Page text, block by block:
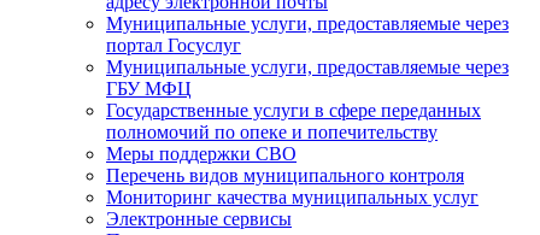
Муниципальные услуги, предоставляемые через
портал Госуслуг
Муниципальные услуги, предоставляемые через
ГБУ МФЦ
Государственные услуги в сфере переданных
полномочий по опеке и попечительству
Меры поддержки СВО
Перечень видов муниципального контроля
Мониторинг качества муниципальных услуг
Электронные сервисы